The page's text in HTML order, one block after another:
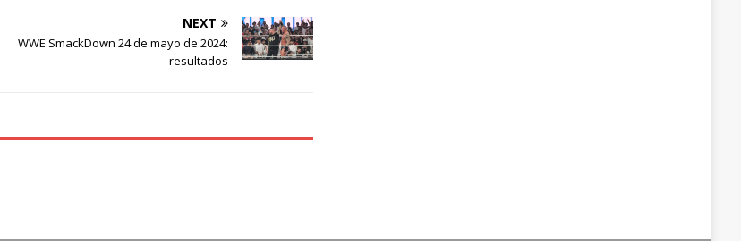
NEXT
WWE SmackDown 24 de mayo de 2024:
resultados